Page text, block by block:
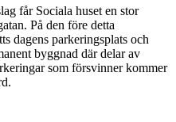
får Sociala huset en stor
På den före detta
dagens parkeringsplats och
byggnad där delar av
som försvinner kommer